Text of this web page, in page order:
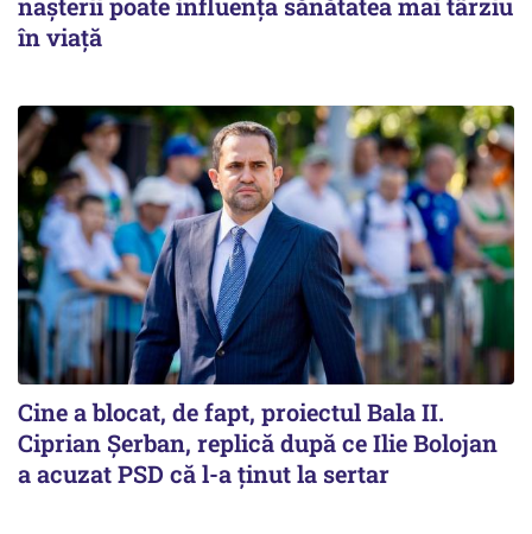
în viață
Cine a blocat, de fapt, proiectul Bala II.
Ciprian Șerban, replică după ce Ilie Bolojan
a acuzat PSD că l-a ținut la sertar